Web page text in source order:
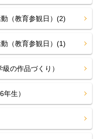
（教育参観日）(2)
（教育参観日）(1)
の作品づくり）
生）